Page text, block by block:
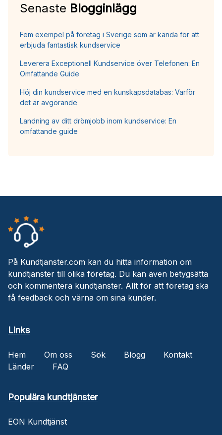
Senaste Blogginlägg
Fem exempel på företag i Sverige som är kända för att
erbjuda fantastisk kundservice
Leverera Exceptionell Kundservice över Telefonen: En
Omfattande Guide
Höj din kundservice med en kunskapsdatabas: Varför
det är avgörande
Landning av ditt drömjobb inom kundservice: En
omfattande guide
På Kundtjanster.com kan du hitta information om
kundtjänster till olika företag. Du kan även betygsätta
och kommentera kundtjänster. Allt för att företag ska
få feedback och värna om sina kunder.
Links
Hem Om oss Sök Blogg
Kontakt
Länder
FAQ
Populära kundtjänster
EON Kundtjänst